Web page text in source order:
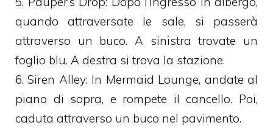
quando attraversate le sale, si passerà
attraverso un buco. A sinistra trovate un
foglio blu. A destra si trova la stazione.
6. Siren Alley: In Mermaid Lounge, andate al
piano di sopra, e rompete il cancello. Poi,
caduta attraverso un buco nel pavimento.